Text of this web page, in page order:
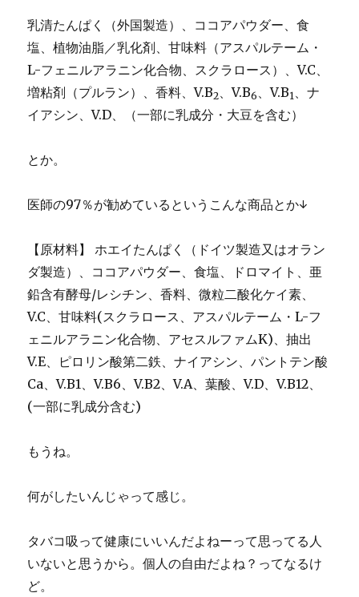
乳清たんぱく（外国製造）、ココアパウダー、食
塩、植物油脂／乳化剤、甘味料（アスパルテーム・
L-フェニルアラニン化合物、スクラロース）、V.C、
増粘剤（プルラン）、香料、V.B2、V.B6 、V.B1、ナ
イアシン、V.D、（一部に乳成分・大豆を含む）
とか。
医師の97％が勧めているというこんな商品とか↓
【原材料】 ホエイたんぱく（ドイツ製造又はオラン
ダ製造）、ココアパウダー、食塩、ドロマイト、亜
鉛含有酵母/レシチン、香料、微粒二酸化ケイ素、
V.C、甘味料(スクラロース、アスパルテーム・L-フ
ェニルアラニン化合物、アセスルファムK)、抽出
V.E、ピロリン酸第二鉄、ナイアシン、パントテン酸
Ca、V.B1、V.B6、V.B2、V.A、葉酸、V.D、V.B12、
(一部に乳成分含む)
もうね。
何がしたいんじゃって感じ。
タバコ吸って健康にいいんだよねーって思ってる人
いないと思うから。個人の自由だよね？ってなるけ
ど。